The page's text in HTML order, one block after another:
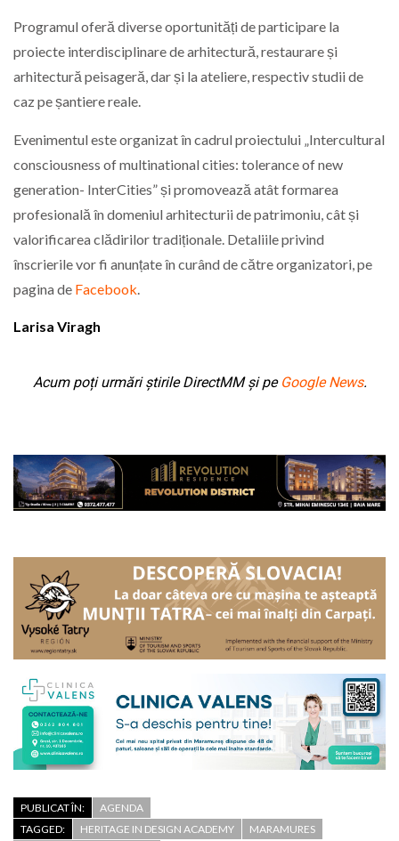
Programul oferă diverse oportunități de participare la
proiecte interdisciplinare de arhitectură, restaurare și
arhitectură peisageră, dar și la ateliere, respectiv studii de
caz pe șantiere reale.
Evenimentul este organizat în cadrul proiectului „Intercultural
consciousness of multinational cities: tolerance of new
generation- InterCities” și promovează atât formarea
profesională în domeniul arhitecturii de patrimoniu, cât și
valorificarea clădirilor tradiționale. Detaliile privind
înscrierile vor fi anunțate în curând de către organizatori, pe
pagina de Facebook
Larisa Viragh
Acum poți urmări știrile DirectMM și pe Google News.
PUBLICAT ÎN:
AGENDA
TAGGED:
HERITAGE IN DESIGN ACADEMY
MARAMURES